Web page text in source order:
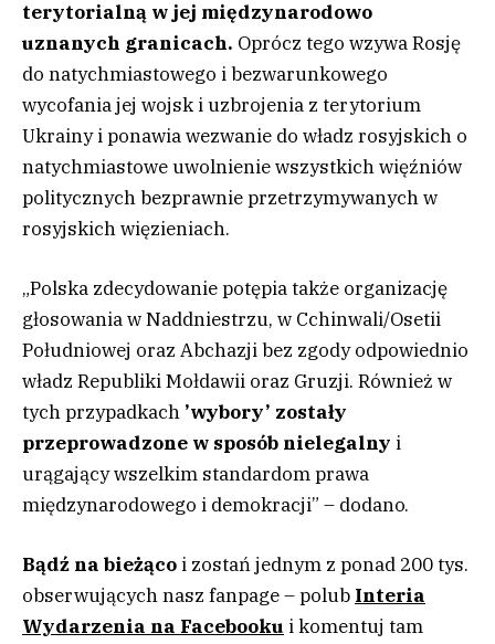
terytorialną w jej międzynarodowo
uznanych granicach. Oprócz tego wzywa Rosję
do natychmiastowego i bezwarunkowego
wycofania jej wojsk i uzbrojenia z terytorium
Ukrainy i ponawia wezwanie do władz rosyjskich o
natychmiastowe uwolnienie wszystkich więźniów
politycznych bezprawnie przetrzymywanych w
rosyjskich więzieniach.
„Polska zdecydowanie potępia także organizację
głosowania w Naddniestrzu, w Cchinwali/Osetii
Południowej oraz Abchazji bez zgody odpowiednio
władz Republiki Mołdawii oraz Gruzji. Również w
tych przypadkach ’wybory’ zostały
przeprowadzone w sposób nielegalny i
urągający wszelkim standardom prawa
międzynarodowego i demokracji” – dodano.
Bądź na bieżąco i zostań jednym z ponad 200 tys.
obserwujących nasz fanpage – polub Interia
Wydarzenia na Facebooku i komentuj tam